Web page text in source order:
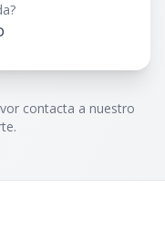
contacta a nuestro